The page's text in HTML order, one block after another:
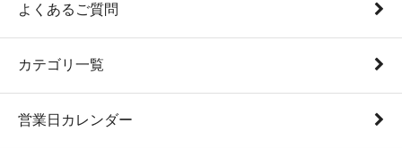
よくあるご質問
カテゴリ一覧
営業日カレンダー